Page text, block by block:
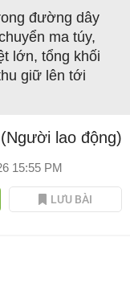
đường dây
ma túy,
lớn, tổng khối
giữ lên tới
(Người lao động)
15:55 PM
LƯU BÀI